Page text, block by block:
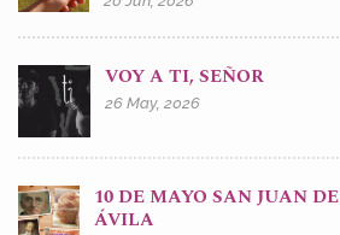
VOY A TI, SEÑOR
26 May, 2026
10 DE MAYO SAN JUAN DE
ÁVILA